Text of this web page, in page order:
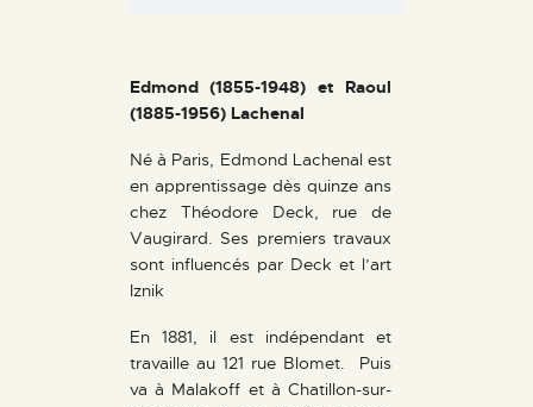
Edmond (1855-1948) et Raoul
(1885-1956) Lachenal
Né à Paris, Edmond Lachenal est
en apprentissage dès quinze ans
chez Théodore Deck, rue de
Vaugirard. Ses premiers travaux
sont influencés par Deck et l’art
Iznik
En 1881, il est indépendant et
travaille au 121 rue Blomet. Puis
va à Malakoff et à Chatillon-sur-